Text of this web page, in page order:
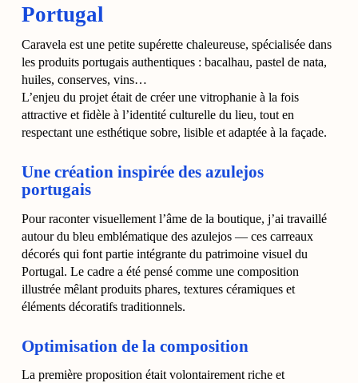
Portugal
Caravela est une petite supérette chaleureuse, spécialisée dans
les produits portugais authentiques : bacalhau, pastel de nata,
huiles, conserves, vins…
L’enjeu du projet était de créer une vitrophanie à la fois
attractive et fidèle à l’identité culturelle du lieu, tout en
respectant une esthétique sobre, lisible et adaptée à la façade.
Une création inspirée des azulejos
portugais
Pour raconter visuellement l’âme de la boutique, j’ai travaillé
autour du bleu emblématique des azulejos — ces carreaux
décorés qui font partie intégrante du patrimoine visuel du
Portugal. Le cadre a été pensé comme une composition
illustrée mêlant produits phares, textures céramiques et
éléments décoratifs traditionnels.
Optimisation de la composition
La première proposition était volontairement riche et